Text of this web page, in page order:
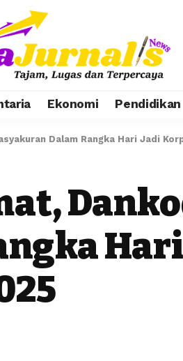
Ekonomi Pendidikan
Dalam Rangka Hari Jadi